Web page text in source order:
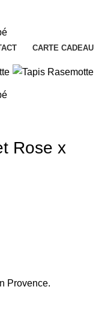
CARTE CADEAU
Rose x
Provence.
en Colissimo ou
!